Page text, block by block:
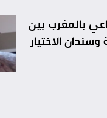
بالمغرب بين
الاختيار